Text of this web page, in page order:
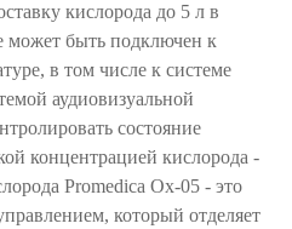
кислорода до 5 л в
может быть подключен к
в том числе к системе
аудиовизуальной
состояние
концентрацией кислорода -
Promedica Ох-05 - это
который отделяет